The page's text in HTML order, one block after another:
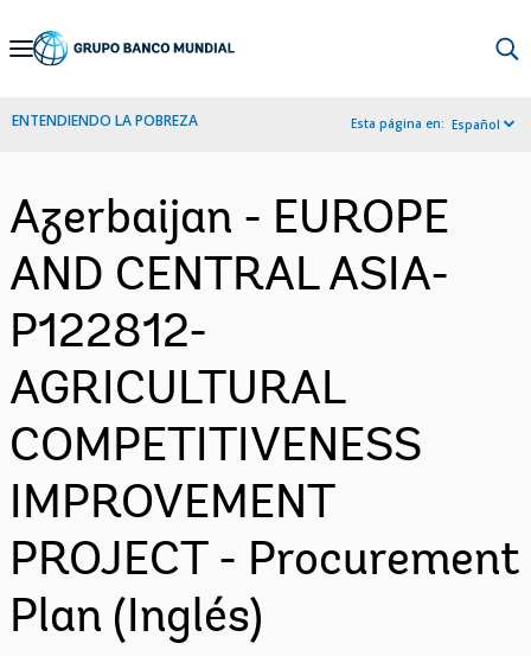
Skip
Navigation
ENTENDIENDO LA POBREZA Esta página en: Español
Azerbaijan - EUROPE
AND CENTRAL ASIA-
P122812-
AGRICULTURAL
COMPETITIVENESS
IMPROVEMENT
PROJECT - Procurement
Plan (Inglés)